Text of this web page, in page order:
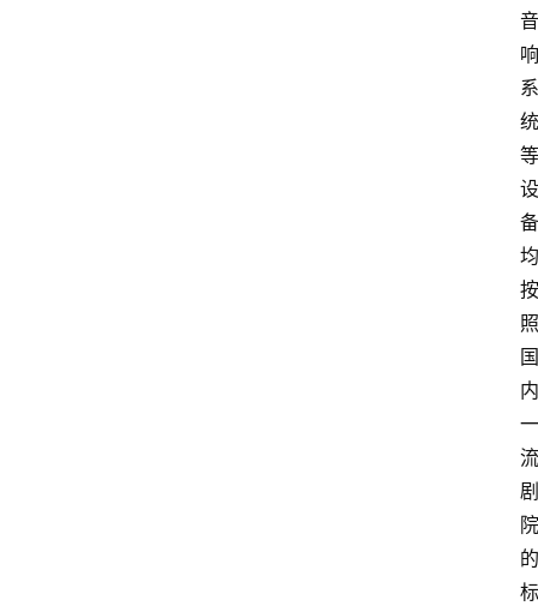
音
响
系
统
等
设
备
均
按
照
国
内
一
流
剧
院
的
标